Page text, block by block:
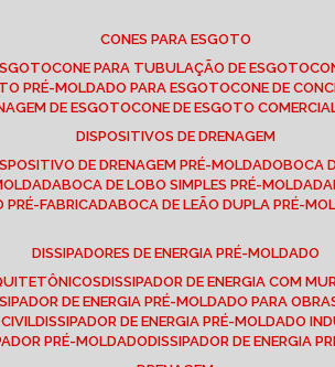
CONES PARA ESGOTO
CONE PARA TUBULAÇÃO DE ESGOTO
PRÉ-MOLDADO PARA ESGOTO
CONE DE
DE ESGOTO CONE DE ESGOTO
DISPOSITIVOS DE DRENAGEM
DE DRENAGEM PRÉ-MOLDADO BOCA
BOCA DE LOBO SIMPLES PRÉ-MOLDADA
PRÉ-FABRICADA BOCA DE LEÃO DUPLA PRÉ-
DISSIPADORES DE ENERGIA PRÉ-MOLDADO
DISSIPADOR DE ENERGIA COM
DE ENERGIA PRÉ-MOLDADO PARA
DISSIPADOR DE ENERGIA PRÉ-MOLDADO
PRÉ-MOLDADO DISSIPADOR DE ENERGIA